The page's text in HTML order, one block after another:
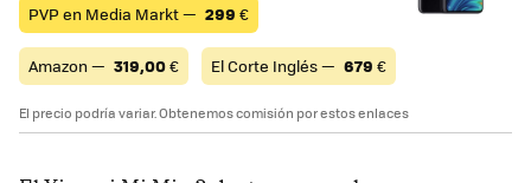
PVP en Media Markt — 299 €
Amazon — 319,00€ El Corte Inglés — 679 €
El precio podría variar. Obtenemos comisión por estos enlaces